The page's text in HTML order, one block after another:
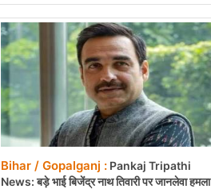
Bihar / Gopalganj : Pankaj Tripathi
News: बड़े भाई बिजेंद्र नाथ तिवारी पर जानलेवा हमला